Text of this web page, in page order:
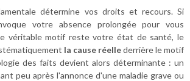
détermine vos droits et recours. Si
votre absence prolongée pour vous
véritable motif reste votre état de santé, le
la cause réellederrière le motif
des faits devient alors déterminante : un
peu après l'annonce d'une maladie grave ou